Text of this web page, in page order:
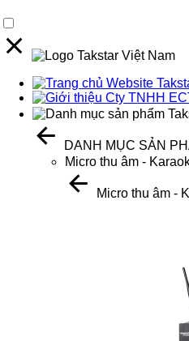
DANH MỤC SẢN
Micro thu âm -
Micro thu âm -